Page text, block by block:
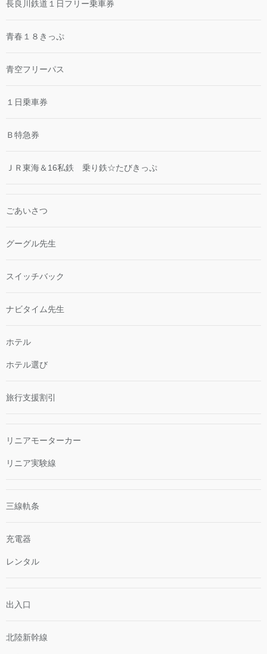
長良川鉄道１日フリー乗車券
青春１８きっぷ
青空フリーパス
１日乗車券
Ｂ特急券
ＪＲ東海＆16私鉄 乗り鉄☆たびきっぷ
ごあいさつ
グーグル先生
スイッチバック
ナビタイム先生
ホテル
ホテル選び
旅行支援割引
リニアモーターカー
リニア実験線
三線軌条
充電器
レンタル
出入口
北陸新幹線